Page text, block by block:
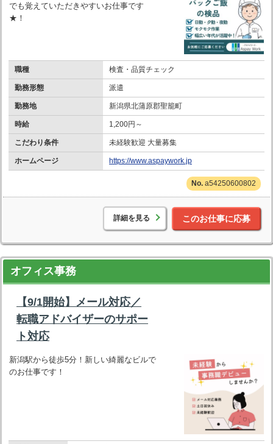
でも覚えていただきやすいお仕事です
★！
職種 検査・品質チェック
勤務形態 派遣
勤務地 新潟県北蒲原郡聖籠町
時給 1,200円～
こだわり条件 未経験歓迎 大量募集
ホームページ https://www.aspaywork.jp
a54250600802
詳細を見る このお仕事に応募
オフィス事務
【9/1開始】メール対応／
転職アドバイザーのサポー
ト対応
新潟駅から徒歩5分！新しい綺麗なビルで
のお仕事です！